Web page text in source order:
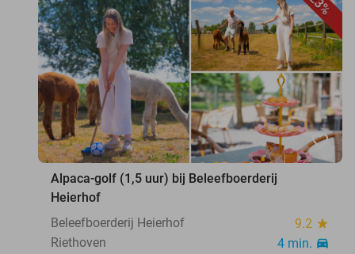
favorite_border
Alpaca-golf (1,5 uur) bij Beleefboerderij
Heierhof
Beleefboerderij Heierhof
9.2 star
Riethoven 4 min. directions_car